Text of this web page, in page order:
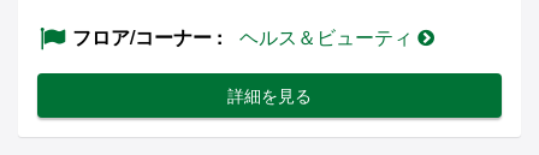
フロア/コーナー
ヘルス＆ビューティ
詳細を見る